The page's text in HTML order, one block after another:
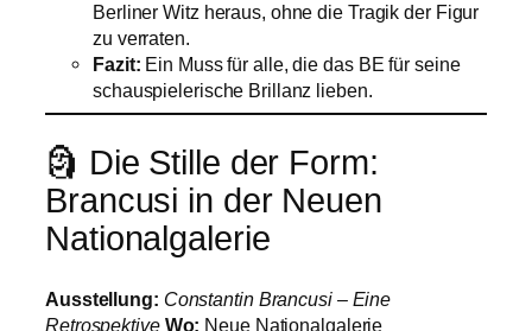
Berliner Witz heraus, ohne die Tragik der Figur
zu verraten.
Fazit: Ein Muss für alle, die das BE für seine
schauspielerische Brillanz lieben.
🗿 Die Stille der Form:
Brancusi in der Neuen
Nationalgalerie
Ausstellung: Constantin Brancusi – Eine
Retrospektive Wo: Neue Nationalgalerie